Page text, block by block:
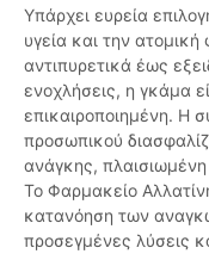
Υπάρχει ευρεία
υγεία και την ατομική
αντιπυρετικά έως
ενοχλήσεις, η γκάμα
επικαιροποιημένη. Η
προσωπικού
ανάγκης,
Το Φαρμακείο
κατανόηση των
προσεγμένες λύσεις